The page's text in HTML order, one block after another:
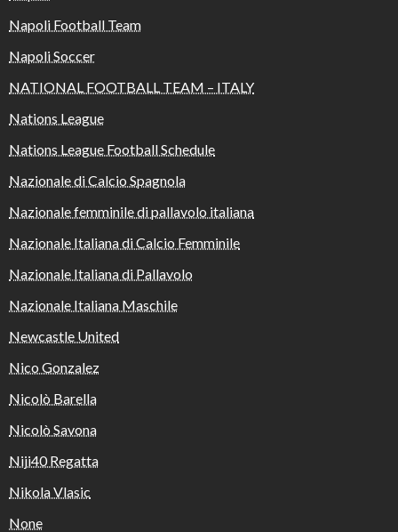
Napoli Football Team
Napoli Soccer
NATIONAL FOOTBALL TEAM – ITALY
Nations League
Nations League Football Schedule
Nazionale di Calcio Spagnola
Nazionale femminile di pallavolo italiana
Nazionale Italiana di Calcio Femminile
Nazionale Italiana di Pallavolo
Nazionale Italiana Maschile
Newcastle United
Nico Gonzalez
Nicolò Barella
Nicolò Savona
Niji40 Regatta
Nikola Vlasic
None